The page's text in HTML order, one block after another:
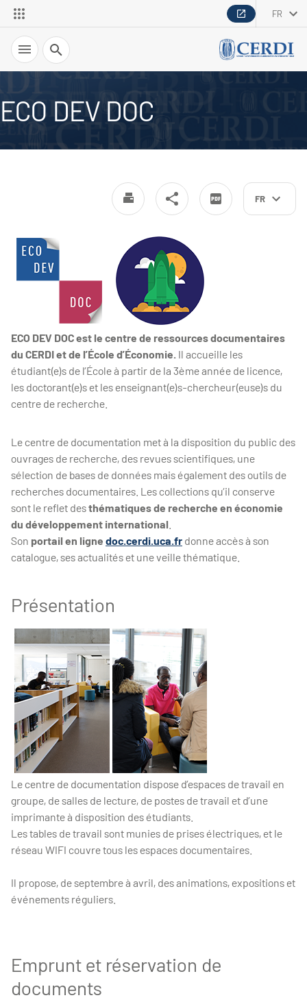
FR
Recherche
ECO DEV DOC
FR
ECO DEV DOC est le centre de ressources documentaires
du CERDI et de l’École d’Économie. Il accueille les
étudiant(e)s de l’École à partir de la 3ème année de licence,
les doctorant(e)s et les enseignant(e)s-chercheur(euse)s du
centre de recherche.
Le centre de documentation met à la disposition du public des
ouvrages de recherche, des revues scientifiques, une
sélection de bases de données mais également des outils de
recherches documentaires. Les collections qu’il conserve
sont le reflet desthématiques de recherche en économie
du développement international
Son portail en ligne doc.cerdi.uca.fr donne accès à son
catalogue, ses actualités et une veille thématique.
Présentation
Le centre de documentation dispose d’espaces de travail en
groupe, de salles de lecture, de postes de travail et d’une
imprimante à disposition des étudiants.
Les tables de travail sont munies de prises électriques, et le
réseau WIFI couvre tous les espaces documentaires.
Il propose, de septembre à avril, des animations, expositions et
événements réguliers.
Emprunt et réservation de
documents